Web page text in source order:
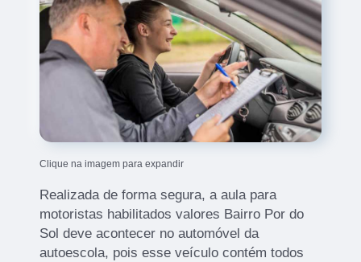
Clique na imagem para expandir
Realizada de forma segura, a aula para
motoristas habilitados valores Bairro Por do
Sol deve acontecer no automóvel da
autoescola, pois esse veículo contém todos